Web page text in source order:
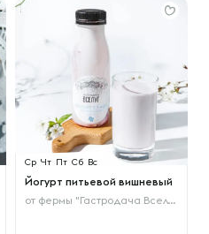
Ср Чт Пт Сб Вс
Йогурт питьевой вишневый
от фермы "Гастродача Вселуг"